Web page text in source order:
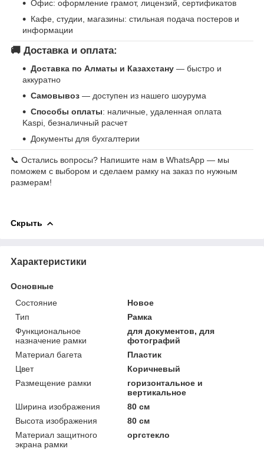
Офис: оформление грамот, лицензий, сертификатов
Кафе, студии, магазины: стильная подача постеров и
информации
🚚 Доставка и оплата:
Доставка по Алматы и Казахстану — быстро и
аккуратно
Самовывоз — доступен из нашего шоурума
Способы оплаты: наличные, удаленная оплата
Kaspi, безналичный расчет
Документы для бухгалтерии
📞 Остались вопросы? Напишите нам в WhatsApp — мы
поможем с выбором и сделаем рамку на заказ по нужным
размерам!
Скрыть
Характеристики
Основные
Состояние
Новое
Тип
Рамка
Функциональное
назначение рамки
для документов, для
фотографий
Материал багета
Пластик
Цвет
Коричневый
Размещение рамки
горизонтальное и
вертикальное
Ширина изображения
80 см
Высота изображения
80 см
Материал защитного
экрана рамки
оргстекло